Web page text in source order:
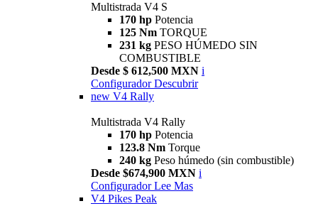
Multistrada V4 S
170 hp Potencia
125 Nm TORQUE
231 kg PESO HÚMEDO SIN
COMBUSTIBLE
Desde $ 612,500 MXN i
Configurador Descubrir
new V4 Rally
Multistrada V4 Rally
170 hp Potencia
123.8 Nm Torque
240 kg Peso húmedo (sin combustible)
Desde $674,900 MXN i
Configurador Lee Mas
V4 Pikes Peak